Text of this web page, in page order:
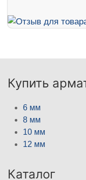
Купить
6 мм
8 мм
10 мм
12 мм
Каталог